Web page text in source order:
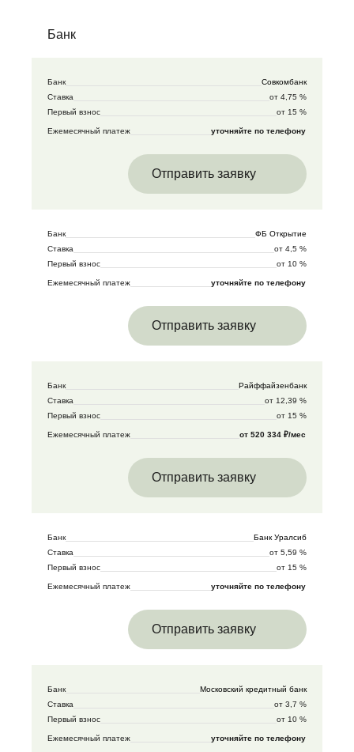
Банк
Банк
Совкомбанк
Ставка
от 4,75 %
Первый взнос
от 15 %
Ежемесячный платеж уточняйте по телефону
Отправить заявку
Банк
ФБ Открытие
Ставка
от 4,5 %
Первый взнос
от 10 %
Ежемесячный платеж уточняйте по телефону
Отправить заявку
Банк
Райффайзенбанк
Ставка
от 12,39 %
Первый взнос
от 15 %
Ежемесячный платеж от 520 334 ₽/мес
Отправить заявку
Банк
Банк Уралсиб
Ставка
от 5,59 %
Первый взнос
от 15 %
Ежемесячный платеж уточняйте по телефону
Отправить заявку
Банк
Московский кредитный банк
Ставка
от 3,7 %
Первый взнос
от 10 %
Ежемесячный платеж уточняйте по телефону